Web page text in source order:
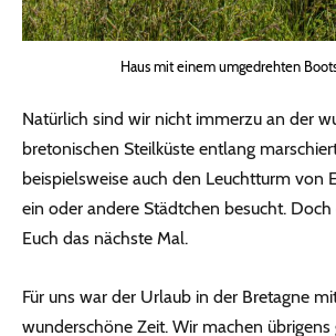
Haus mit einem umgedrehten
Natürlich sind wir nicht immerzu an der
bretonischen Steilküste entlang
beispielsweise auch den Leuchtturm von
ein oder andere Städtchen besucht.
Euch das nächste Mal.
Für uns war der Urlaub in der Bretagne
wunderschöne Zeit. Wir machen